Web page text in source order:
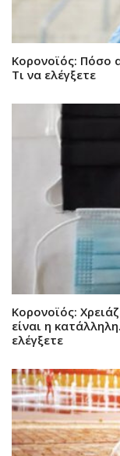
Κορονοϊός: Πόσο
Τι να ελέγξετε
Κορονοϊός:
είναι η
ελέγξετε